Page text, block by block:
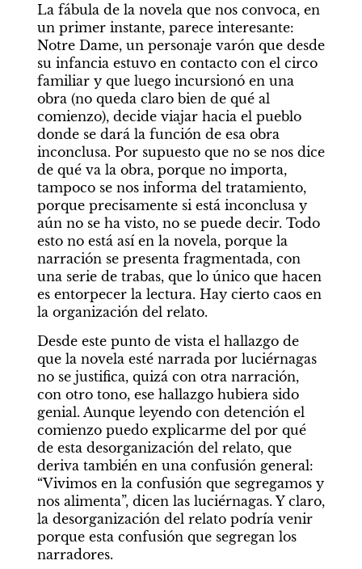
La fábula de la novela que nos convoca, en
un primer instante, parece interesante:
Notre Dame, un personaje varón que desde
su infancia estuvo en contacto con el circo
familiar y que luego incursionó en una
obra (no queda claro bien de qué al
comienzo), decide viajar hacia el pueblo
donde se dará la función de esa obra
inconclusa. Por supuesto que no se nos dice
de qué va la obra, porque no importa,
tampoco se nos informa del tratamiento,
porque precisamente si está inconclusa y
aún no se ha visto, no se puede decir. Todo
esto no está así en la novela, porque la
narración se presenta fragmentada, con
una serie de trabas, que lo único que hacen
es entorpecer la lectura. Hay cierto caos en
la organización del relato.
Desde este punto de vista el hallazgo de
que la novela esté narrada por luciérnagas
no se justifica, quizá con otra narración,
con otro tono, ese hallazgo hubiera sido
genial. Aunque leyendo con detención el
comienzo puedo explicarme del por qué
de esta desorganización del relato, que
deriva también en una confusión general:
“Vivimos en la confusión que segregamos y
nos alimenta”, dicen las luciérnagas. Y claro,
la desorganización del relato podría venir
porque esta confusión que segregan los
narradores.